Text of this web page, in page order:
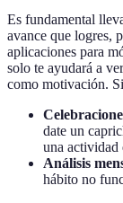
Es fundamental
avance que logres,
aplicaciones para
solo te ayudará a
como motivación.
date un
una actividad
Análisis
hábito no